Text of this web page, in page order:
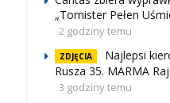
„Tornister Pełen
2 godziny temu
ZDJĘCIA
Najlepsi
Rusza 35. MARMA
3 godziny temu